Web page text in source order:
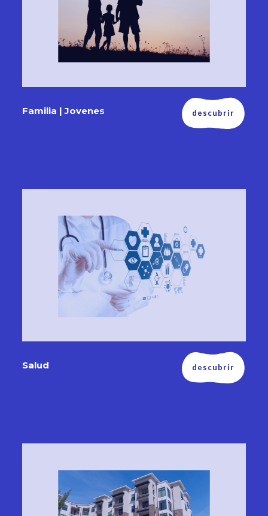
Familia | Jovenes descubrir
Salud descubrir